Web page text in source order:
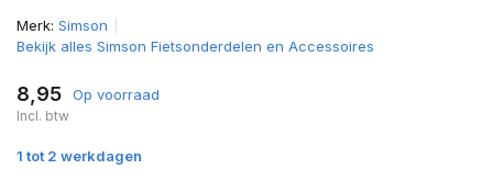
Merk: Simson
Bekijk alles Simson Fietsonderdelen en Accessoires
8,95 Op voorraad
Incl. btw
1 tot 2 werkdagen